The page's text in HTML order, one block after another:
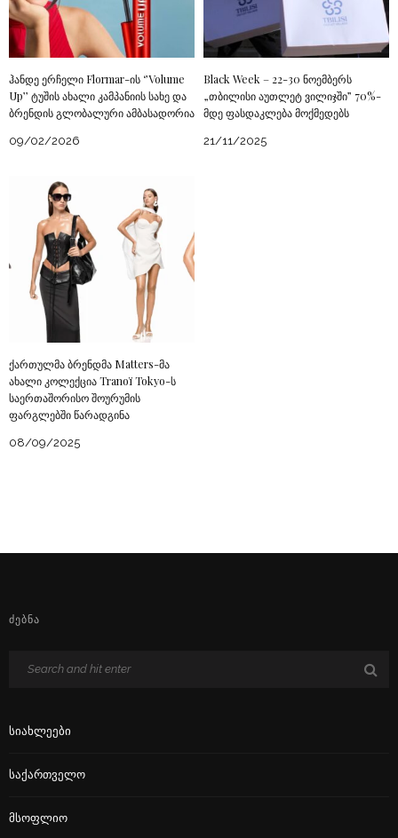
ჰანდე ერჩელი Flormar-ის ‘’Volume
Up’’ ტუშის ახალი კამპანიის სახე და
ბრენდის გლობალური ამბასადორია
09/02/2026
Black Week – 22-30 ნოემბერს
„თბილისი აუთლეტ ვილიჯში” 70%-
მდე ფასდაკლება მოქმედებს
21/11/2025
ქართულმა ბრენდმა Matters-მა
ახალი კოლექცია Tranoï Tokyo-ს
საერთაშორისო შოურუმის
ფარგლებში წარადგინა
08/09/2025
ᲫᲔᲑᲜᲐ
Სიახლეები
Საქართველო
Მსოფლიო